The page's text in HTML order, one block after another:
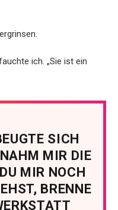
ich. „Sie ist ein
SICH
MIR DIE
MIR NOCH
BRENNE